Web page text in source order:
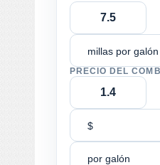
millas por
PRECIO DEL
$
por galón